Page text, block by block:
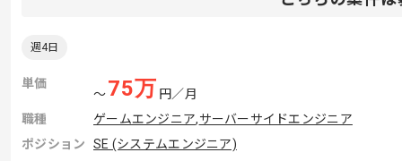
週4日
単価
〜75万 円／月
職種
ゲームエンジニア,サーバーサイドエンジニア
ポジション
SE (システムエンジニア)